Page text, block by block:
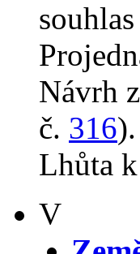
Návrh
č. 316).
Lhůta
V